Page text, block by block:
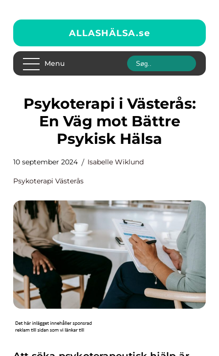
ALLASHÄLSA.se
Menu
Psykoterapi i Västerås:
En Väg mot Bättre
Psykisk Hälsa
10 september 2024 Isabelle Wiklund
Psykoterapi Västerås